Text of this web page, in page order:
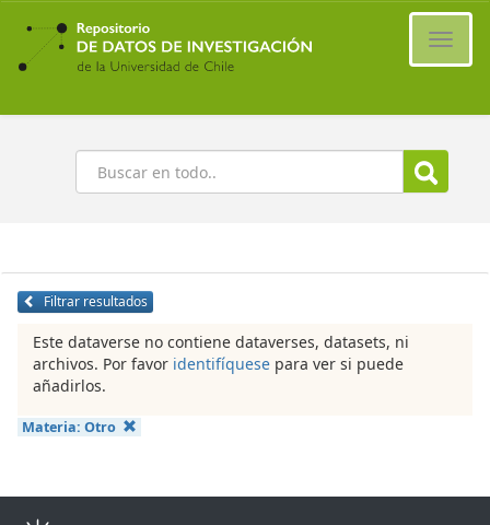
Ir
contenido
principal
Buscar
Filtrar resultados
Este dataverse no contiene dataverses, datasets, ni
archivos. Por favor identifíquese para ver si puede
añadirlos.
Materia: Otro